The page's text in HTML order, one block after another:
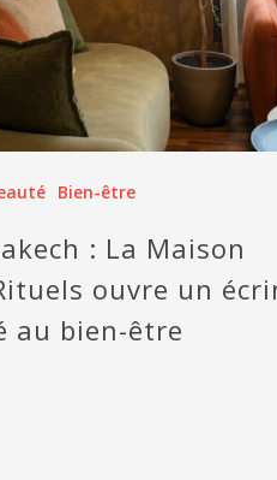
Bien-être
: La Maison
ouvre un
au bien-être